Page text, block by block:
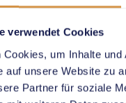
verwendet Cookies
Cookies, um Inhalte
auf unsere Website zu
Partner für soziale